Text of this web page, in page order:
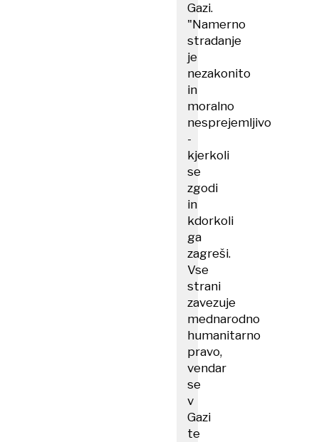
Gazi.
"Namerno
stradanje
je
nezakonito
in
moralno
nesprejemljivo
-
kjerkoli
se
zgodi
in
kdorkoli
ga
zagreši.
Vse
strani
zavezuje
mednarodno
humanitarno
pravo,
vendar
se
v
Gazi
te